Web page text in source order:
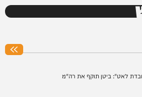
לאט": ביטן תוקף את רה"מ